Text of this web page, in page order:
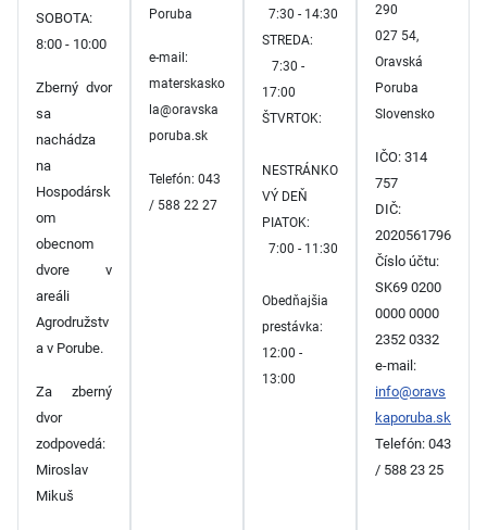
SOBOTA:
8:00 - 10:00
Zberný dvor
sa
nachádza
na
Hospodársk
om
obecnom
dvore v
areáli
Agrodružstv
a v Porube.
Za zberný
dvor
zodpovedá:
Miroslav
Mikuš
Poruba
e-mail:
materskasko
la@oravska
poruba.sk
Telefón: 043
/ 588 22 27
7:30 - 14:30
STREDA:
7:30 -
17:00
ŠTVRTOK:
NESTRÁNKO
VÝ DEŇ
PIATOK:
7:00 - 11:30
Obedňajšia
prestávka:
12:00 -
13:00
290
027 54,
Oravská
Poruba
Slovensko
IČO: 314
757
DIČ:
2020561796
Číslo účtu:
SK69 0200
0000 0000
2352 0332
e-mail:
info@oravs
kaporuba.sk
Telefón: 043
/ 588 23 25